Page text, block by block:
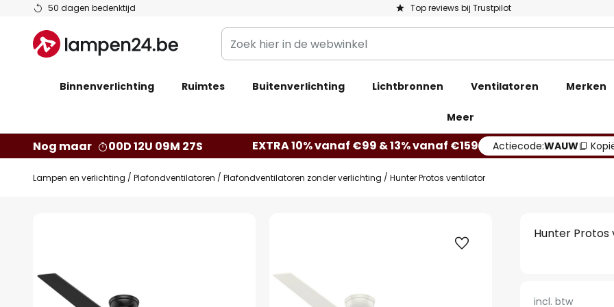
50 dagen bedenktijd Top reviews bij Trustpilot
Ga
de
inhoud
Zoek
hier
de
Binnenverlichting Ruimtes Buitenverlichting Lichtbronnen Ventilatoren Merken
Meer
Nog maar 00D 12U 09M 27S EXTRA 10% vanaf €99 & 13% vanaf €159 Actiecode:WAUW
Lampen en verlichting Plafondventilatoren Plafondventilatoren zonder verlichting Hunter Protos ventilator
einde
van
Hunter
incl. btw